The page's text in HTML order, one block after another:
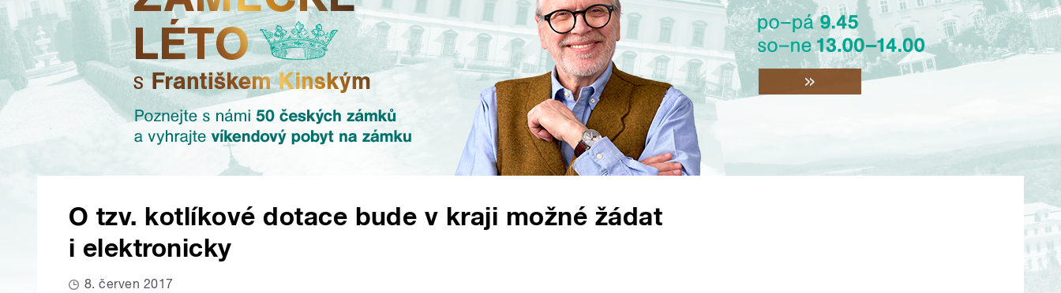
O tzv. kotlíkové dotace bude v kraji možné žádat
i elektronicky
8. červen 2017